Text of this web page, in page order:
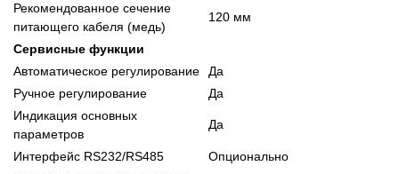
Рекомендованное сечение
питающего кабеля (медь)
120 мм
Сервисные функции
Автоматическое регулирование
Да
Ручное регулирование
Да
Индикация основных
параметров
Да
Интерфейс RS232/RS485
Опционально